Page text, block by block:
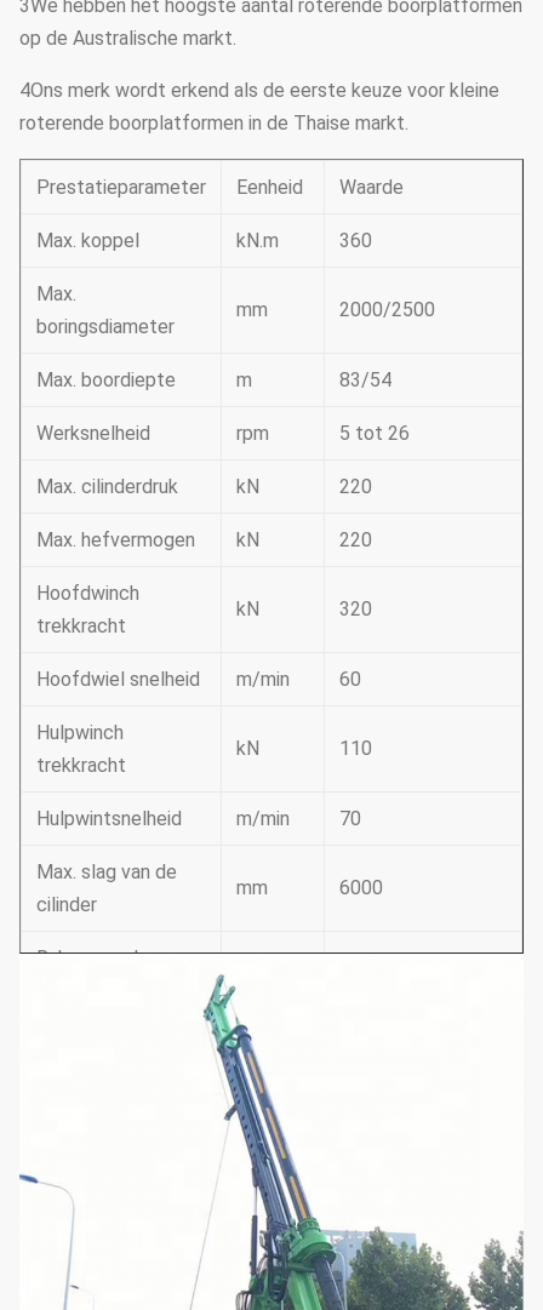
3We hebben het hoogste aantal roterende boorplatformen
op de Australische markt.
4Ons merk wordt erkend als de eerste keuze voor kleine
roterende boorplatformen in de Thaise markt.
Prestatieparameter Eenheid Waarde
Max. koppel kN.m 360
Max.
boringsdiameter
mm 2000/2500
Max. boordiepte m 83/54
Werksnelheid rpm 5 tot 26
Max. cilinderdruk kN 220
Max. hefvermogen kN 220
Hoofdwinch
trekkracht
kN 320
Hoofdwiel snelheid m/min 60
Hulpwinch
trekkracht
kN 110
Hulpwintsnelheid m/min 70
Max. slag van de
cilinder
mm 6000
Raken aan de
°
Systeemdruk MPA
Druk van de piloot MPA 4